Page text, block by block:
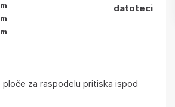
datoteci
za raspodelu pritiska ispod